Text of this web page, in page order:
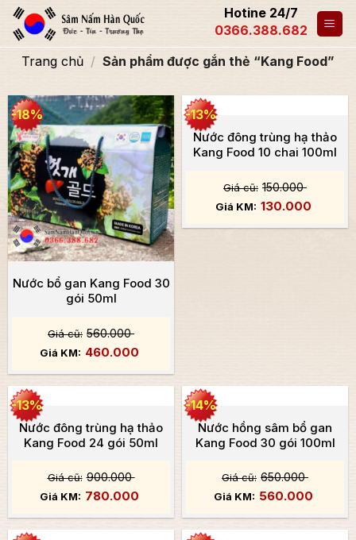
Hotine 24/7
0366.388.682
Trang chủ / Sản phẩm được gắn thẻ “Kang Food”
-18%
Nước bổ gan Kang Food 30
gói 50ml
560.000
460.000
-13%
Nước đông trùng hạ thảo
Kang Food 10 chai 100ml
150.000
130.000
-13%
Nước đông trùng hạ thảo
Kang Food 24 gói 50ml
900.000
780.000
-14%
Nước hồng sâm bổ gan
Kang Food 30 gói 100ml
650.000
560.000